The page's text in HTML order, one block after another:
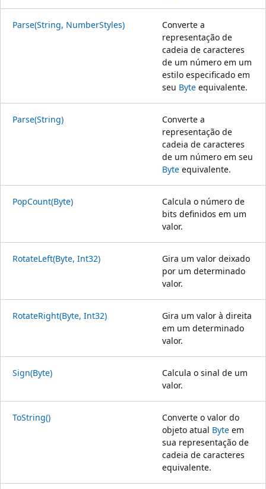
Parse(String, NumberStyles)
Converte a
representação de
cadeia de caracteres
de um número em um
estilo especificado em
seu Byte equivalente.
Parse(String)
Converte a
representação de
cadeia de caracteres
de um número em seu
Byte equivalente.
PopCount(Byte)
Calcula o número de
bits definidos em um
valor.
RotateLeft(Byte, Int32)
Gira um valor deixado
por um determinado
valor.
RotateRight(Byte, Int32)
Gira um valor à direita
em um determinado
valor.
Sign(Byte)
Calcula o sinal de um
valor.
ToString()
Converte o valor do
objeto atual Byte em
sua representação de
cadeia de caracteres
equivalente.